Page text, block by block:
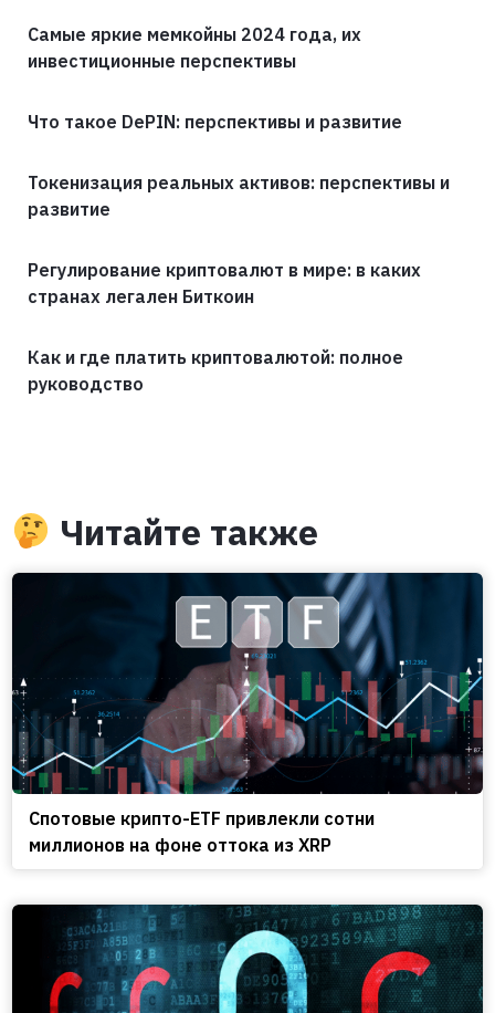
Самые яркие мемкойны 2024 года, их
инвестиционные перспективы
Что такое DePIN: перспективы и развитие
Токенизация реальных активов: перспективы и
развитие
Регулирование криптовалют в мире: в каких
странах легален Биткоин
Как и где платить криптовалютой: полное
руководство
Читайте также
Спотовые крипто-ETF привлекли сотни
миллионов на фоне оттока из XRP